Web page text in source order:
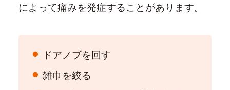
によって痛みを発症することがあります。
ドアノブを回す
雑巾を絞る